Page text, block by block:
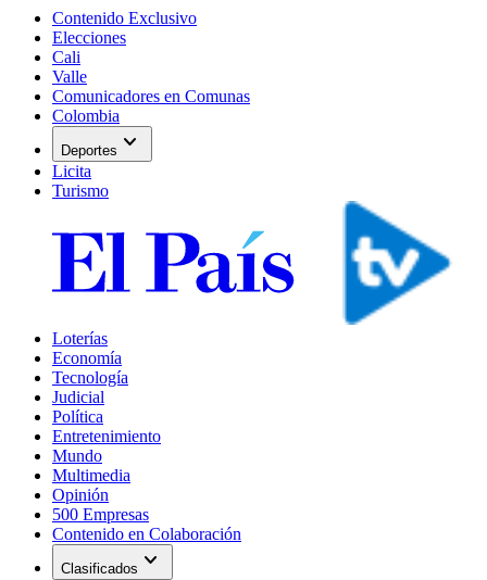
Contenido Exclusivo
Elecciones
Cali
Valle
Comunicadores en Comunas
Colombia
Deportes expand_more
Licita
Turismo
Loterías
Economía
Tecnología
Judicial
Política
Entretenimiento
Mundo
Multimedia
Opinión
500 Empresas
Contenido en Colaboración
Clasificados expand_more